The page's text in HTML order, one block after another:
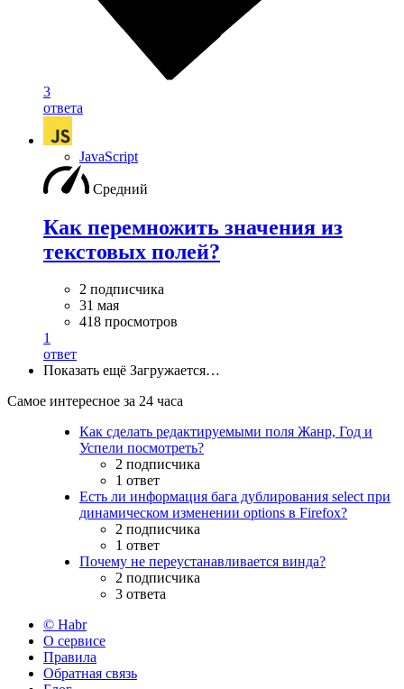
3
ответа
JavaScript
Средний
Как перемножить значения из
текстовых полей?
2 подписчика
31 мая
418 просмотров
1
ответ
Показать ещё Загружается…
Самое интересное за 24 часа
Как сделать редактируемыми поля Жанр, Год и
Успели посмотреть?
2 подписчика
1 ответ
Есть ли информация бага дублирования select при
динамическом изменении options в Firefox?
2 подписчика
1 ответ
Почему не переустанавливается винда?
2 подписчика
3 ответа
© Habr
О сервисе
Правила
Обратная связь